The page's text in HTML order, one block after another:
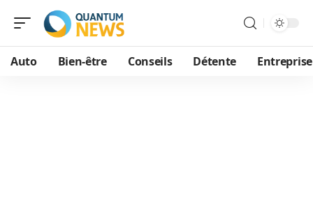
Auto Bien-être Conseils Détente Entreprise